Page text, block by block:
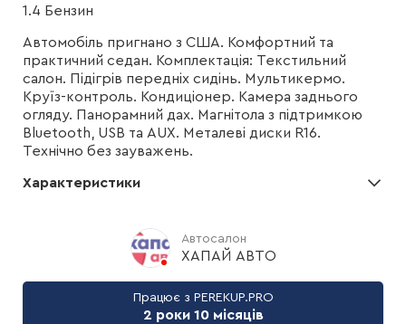
1.4 Бензин
Автомобіль пригнано з США. Комфортний та
практичний седан. Комплектація: Текстильний
салон. Підігрів передніх сидінь. Мультикермо.
Круїз-контроль. Кондиціонер. Камера заднього
огляду. Панорамний дах. Магнітола з підтримкою
Bluetooth, USB та AUX. Металеві диски R16.
Технічно без зауважень.
Характеристики
Автосалон
ХАПАЙ АВТО
Працює з PEREKUP.PRO
2 роки 10 місяців